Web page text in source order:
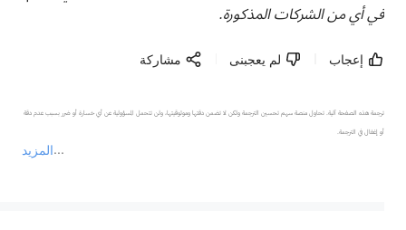
في أي من الشركات المذكورة.
إعجاب لم يعجبنى مشاركة
المزيد
ترجمة هذه الصفحة آلية. تحاول منصة سهم تحسين الترجمة ولكن لا تضمن دقتها وموثوقيتها، ولن تتحمل المسؤولية عن أي خسارة أو ضرر بسبب عدم دقة
أو إغفال في الترجمة.